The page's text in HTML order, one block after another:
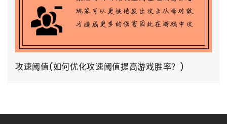
攻速阈值(如何优化攻速阈值提高游戏胜率？)